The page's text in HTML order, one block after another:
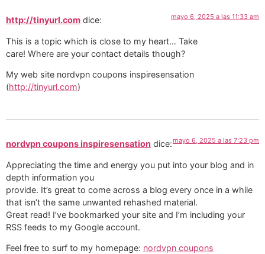
http://tinyurl.com dice: mayo 6, 2025 a las 11:33 am
This is a topic which is close to my heart… Take
care! Where are your contact details though?
My web site nordvpn coupons inspiresensation
(http://tinyurl.com)
nordvpn coupons inspiresensation dice:mayo 6, 2025 a las 7:23 pm
Appreciating the time and energy you put into your blog and in
depth information you
provide. It’s great to come across a blog every once in a while
that isn’t the same unwanted rehashed material.
Great read! I’ve bookmarked your site and I’m including your
RSS feeds to my Google account.
Feel free to surf to my homepage: nordvpn coupons